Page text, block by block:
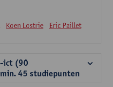
Koen Lostrie Eric Paillet
ict (90
45 studiepunten